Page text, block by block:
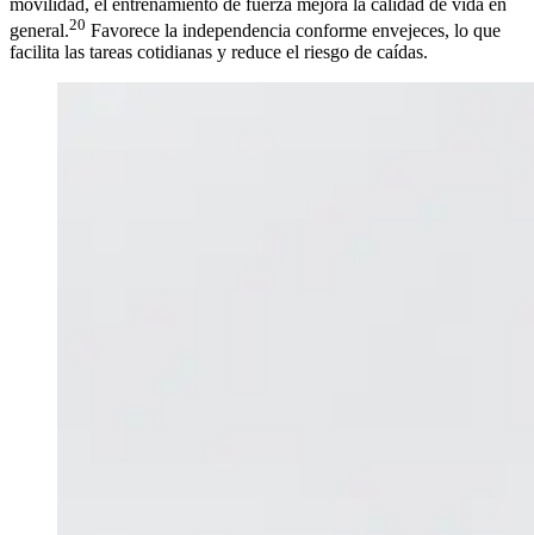
general.20 Favorece la independencia conforme envejeces, lo que
facilita las tareas cotidianas y reduce el riesgo de caídas.